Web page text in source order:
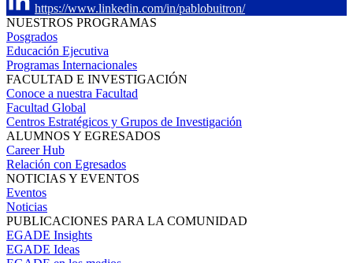
https://www.linkedin.com/in/pablobuitron/
NUESTROS PROGRAMAS
Posgrados
Educación Ejecutiva
Programas Internacionales
FACULTAD E INVESTIGACIÓN
Conoce a nuestra Facultad
Facultad Global
Centros Estratégicos y Grupos de Investigación
ALUMNOS Y EGRESADOS
Career Hub
Relación con Egresados
NOTICIAS Y EVENTOS
Eventos
Noticias
PUBLICACIONES PARA LA COMUNIDAD
EGADE Insights
EGADE Ideas